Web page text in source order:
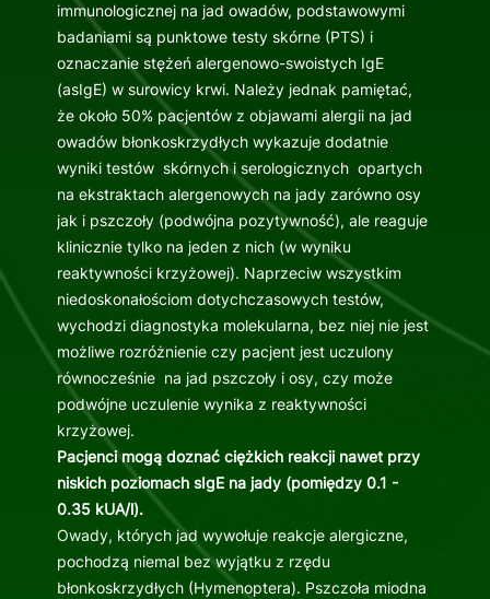
immunologicznej na jad owadów, podstawowymi
badaniami są punktowe testy skórne (PTS) i
oznaczanie stężeń alergenowo-swoistych IgE
(asIgE) w surowicy krwi. Należy jednak pamiętać,
że około 50% pacjentów z objawami alergii na jad
owadów błonkoskrzydłych wykazuje dodatnie
wyniki testów skórnych i serologicznych opartych
na ekstraktach alergenowych na jady zarówno osy
jak i pszczoły (podwójna pozytywność), ale reaguje
klinicznie tylko na jeden z nich (w wyniku
reaktywności krzyżowej). Naprzeciw wszystkim
niedoskonałościom dotychczasowych testów,
wychodzi diagnostyka molekularna, bez niej nie jest
możliwe rozróżnienie czy pacjent jest uczulony
równocześnie na jad pszczoły i osy, czy może
podwójne uczulenie wynika z reaktywności
krzyżowej.
Pacjenci mogą doznać ciężkich reakcji nawet przy
niskich poziomach sIgE na jady (pomiędzy 0.1 -
0.35 kUA/l).
Owady, których jad wywołuje reakcje alergiczne,
pochodzą niemal bez wyjątku z rzędu
błonkoskrzydłych (Hymenoptera). Pszczoła miodna